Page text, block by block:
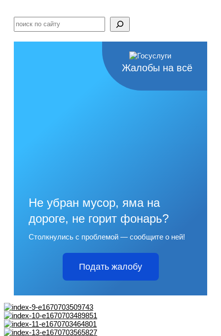
Жалобы на всё
Не убран мусор, яма на
дороге, не горит фонарь?
Столкнулись с проблемой — сообщите о ней!
Подать жалобу